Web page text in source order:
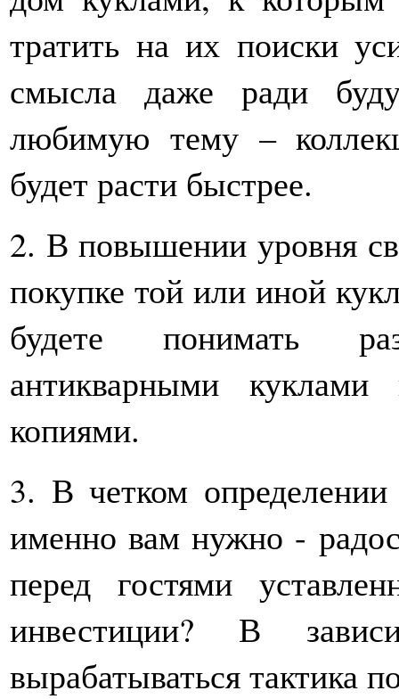
тратить на их поиски
смысла даже ради
любимую тему –
будет расти быстрее.
2. В повышении уровня
покупке той или иной
будете понимать
антикварными
копиями.
3. В четком
именно вам нужно -
перед гостями
инвестиции? В
вырабатываться тактика